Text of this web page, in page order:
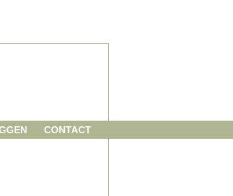
CONTACT